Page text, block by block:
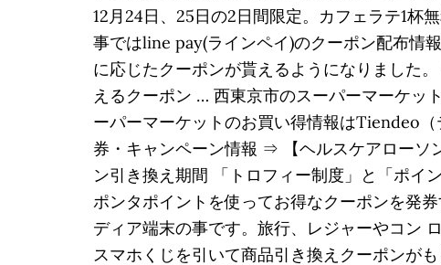
12月24日、25日の2日間限定。カフェラテ1杯
事ではline pay(ラインペイ)のクーポン配布情
に応じたクーポンが貰えるようになりました
えるクーポン … 西東京市のスーパーマーケッ
ーパーマーケットのお買い得情報はTiendeo
券・キャンペーン情報 ⇒ 【ヘルスケアローソ
ン引き換え期間 「トロフィー制度」と「ポイ
ポンタポイントを使ってお得なクーポンを発
ディア端末の事です。旅行、レジャーやコン
スマホくじを引いて商品引き換えクーポンが